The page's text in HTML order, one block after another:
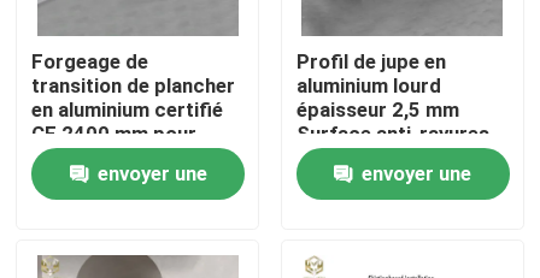
nouvelles
Tous les cas
Demande de soumission
profils en aluminium pour des fenêtres et des portes
Forgeage de
transition de plancher
en aluminium certifié
CE 2400 mm pour
rénovation de bureaux
envoyer une
Profil de jupe en
aluminium lourd
épaisseur 2,5 mm
Surface anti-rayures
envoyer une